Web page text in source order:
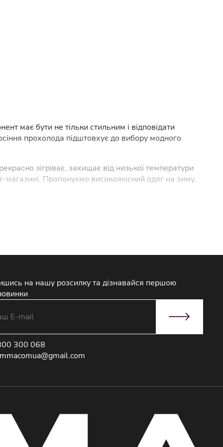
має бути не тільки стильним і відповідати
прохолода підштовхує до вибору модного
зігріває, захищає від низької температури
Пропонуємо високоякісний одяг на зиму,
та статусу. Обираючи зимове жіноче пальто або
і завершеним.
на нашу розсилку та дізнавайся першою
300 068